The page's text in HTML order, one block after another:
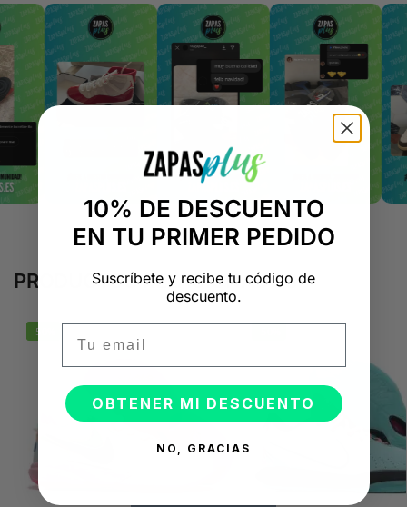
PRODUCTOS RELACIONADOS
-50%
10% DE DESCUENTO
EN TU PRIMER PEDIDO
Suscríbete y recibe tu código de
descuento.
OBTENER MI DESCUENTO
NO, GRACIAS